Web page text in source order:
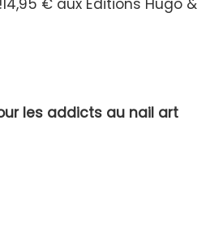
€ aux Editions Hugo &
les addicts au nail art